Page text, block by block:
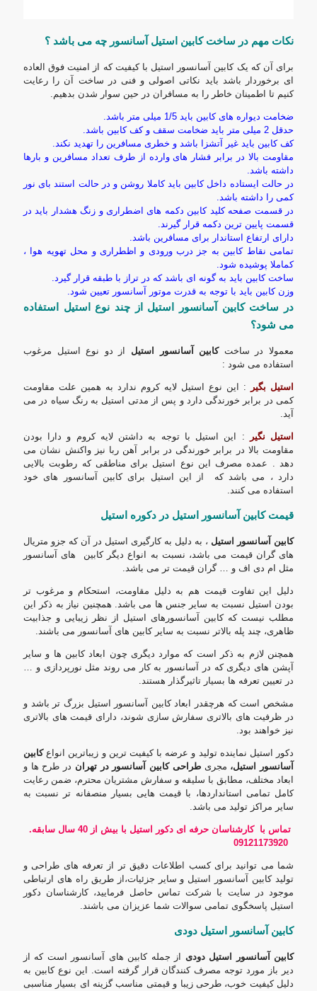
نکات مهم در ساخت کابین استیل آسانسور چه می باشد ؟
برای آن که یک کابین آسانسور استیل با کیفیت که از امنیت فوق العاده
ای برخوردار باشد باید نکاتی اصولی و فنی در ساخت آن را رعایت
کنیم تا اطمینان خاطر را به مسافران در حین سوار شدن بدهیم.
ضخامت دیواره های کابین باید 1/5 میلی متر باشد.
حدقل 2 میلی متر باید ضخامت سقف و کف کابین باشد.
کف کابین باید غیر آتشزا باشد و خطری مسافرین را تهدید نکند.
مقاومت بالا در برابر فشار های وارده از طرف تعداد مسافرین و بارها
داشته باشد.
در حالت ایستاده داخل کابین باید کاملا روشن و در حالت استند بای نور
کمی را داشته باشد.
در قسمت صفحه کلید کابین دکمه های اضطراری و زنگ هشدار باید در
قسمت پایین ترین دکمه قرار گیرند.
دارای ارتفاع استاندار برای مسافرین باشد.
تمامی نقاط کابین به جز درب ورودی و اظطراری و محل تهویه هوا ،
کماملا پوشیده شود.
ساخت کابین باید به گونه ای باشد که در تراز با طبقه قرار گیرد.
وزن کابین باید با توجه به قدرت موتور آسانسور تعیین شود.
در ساخت کابین آسانسور استیل از چند نوع استیل استفاده
می شود؟
معمولا در ساختکابین آسانسور استیل از دو نوع استیل مرغوب
استفاده می شود :
استیل بگیر
: این نوع استیل لایه کروم ندارد به همین علت مقاومت
کمی در برابر خورندگی دارد و پس از مدتی استیل به رنگ سیاه در می
آید.
استیل نگیر
: این استیل با توجه به داشتن لایه کروم و دارا بودن
مقاومت بالا در برابر خورندگی در برابر آهن ربا نیز واکنش نشان می
دهد . عمده مصرف این نوع استیل برای مناطقی که رطوبت بالایی
دارد ، می باشد که از این استیل برای کابین آسانسور های خود
استفاده می کنند.
قیمت کابین آسانسور استیل در دکوره استیل
کابین آسانسور استیل ، به دلیل به کارگیری استیل در آن که جزو متریال
های گران قیمت می باشد، نسبت به انواع دیگر کابین های آسانسور
مثل ام دی اف و … گران قیمت تر می باشد.
دلیل این تفاوت قیمت هم به دلیل مقاومت، استحکام و مرغوب تر
بودن استیل نسبت به سایر جنس ها می باشد. همچنین نیاز به ذکر این
مطلب نیست که کابین آسانسورهای استیل از نظر زیبایی و جذابیت
ظاهری، چند پله بالاتر نسبت به سایر کابین های آسانسور می باشند.
همچنن لازم به ذکر است که موارد دیگری چون ابعاد کابین ها و سایر
آپشن های دیگری که در آسانسور به کار می روند مثل نورپردازی و …
در تعیین تعرفه ها بسیار تاثیرگذار هستند.
مشخص است که هرچقدر ابعاد کابین آسانسور استیل بزرگ تر باشد و
در ظرفیت های بالاتری سفارش سازی شوند، دارای قیمت های بالاتری
نیز خواهند بود.
دکور استیل نماینده تولید و عرضه با کیفیت ترین و زیباترین انواعکابین
آسانسور استیل، مجریطراحی کابین آسانسور در تهران در طرح ها و
ابعاد مختلف، مطابق با سلیقه و سفارش مشتریان محترم، ضمن رعایت
کامل تمامی استانداردها، با قیمت هایی بسیار منصفانه تر نسبت به
سایر مراکز تولید می باشد.
تماس با کارشناسان حرفه ای دکور استیل با بیش از 40 سال سابقه
.
09121173920
شما می توانید برای کسب اطلاعات دقیق تر از تعرفه های طراحی و
تولید کابین آسانسور استیل و سایر جزئیات،از طریق راه های ارتباطی
موجود در سایت با شرکت تماس حاصل فرمایید، کارشناسان دکور
استیل پاسخگوی تمامی سوالات شما عزیزان می باشند.
کابین آسانسور استیل دودی
کابین آسانسور استیل دودی از جمله کابین های آسانسور است که از
دیر باز مورد توجه مصرف کنندگان قرار گرفته است. این نوع کابین به
دلیل کیفیت خوب، طرحی زیبا و قیمتی مناسب گزینه ای بسیار مناسبی